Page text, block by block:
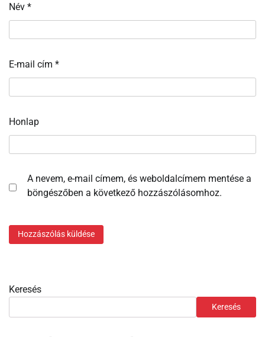
Név *
E-mail cím *
Honlap
A nevem, e-mail címem, és weboldalcímem mentése a
böngészőben a következő hozzászólásomhoz.
Keresés
Keresés